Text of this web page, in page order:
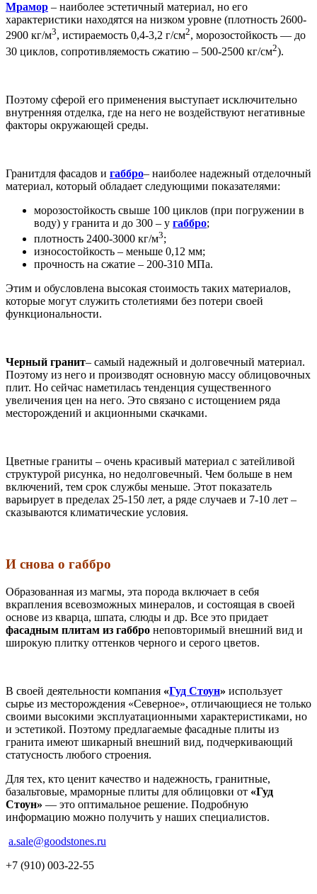
Мрамор – наиболее эстетичный материал, но его
характеристики находятся на низком уровне (плотность 2600-
2900 кг/м3, истираемость 0,4-3,2 г/см2, морозостойкость — до
30 циклов, сопротивляемость сжатию – 500-2500 кг/см2).
Поэтому сферой его применения выступает исключительно
внутренняя отделка, где на него не воздействуют негативные
факторы окружающей среды.
Гранитдля фасадов и габбро– наиболее надежный отделочный
материал, который обладает следующими показателями:
морозостойкость свыше 100 циклов (при погружении в
воду) у гранита и до 300 – у габбро;
плотность 2400-3000 кг/м3;
износостойкость – меньше 0,12 мм;
прочность на сжатие – 200-310 МПа.
Этим и обусловлена высокая стоимость таких материалов,
которые могут служить столетиями без потери своей
функциональности.
Черный гранит– самый надежный и долговечный материал.
Поэтому из него и производят основную массу облицовочных
плит. Но сейчас наметилась тенденция существенного
увеличения цен на него. Это связано с истощением ряда
месторождений и акционными скачками.
Цветные граниты – очень красивый материал с затейливой
структурой рисунка, но недолговечный. Чем больше в нем
включений, тем срок службы меньше. Этот показатель
варьирует в пределах 25-150 лет, а ряде случаев и 7-10 лет –
сказываются климатические условия.
И снова о габбро
Образованная из магмы, эта порода включает в себя
вкрапления всевозможных минералов, и состоящая в своей
основе из кварца, шпата, слюды и др. Все это придает
фасадным плитам из габбро неповторимый внешний вид и
широкую плитку оттенков черного и серого цветов.
В своей деятельности компания «Гуд Стоун» использует
сырье из месторождения «Северное», отличающиеся не только
своими высокими эксплуатационными характеристиками, но
и эстетикой. Поэтому предлагаемые фасадные плиты из
гранита имеют шикарный внешний вид, подчеркивающий
статусность любого строения.
Для тех, кто ценит качество и надежность, гранитные,
базальтовые, мраморные плиты для облицовки от «Гуд
Стоун» — это оптимальное решение. Подробную
информацию можно получить у наших специалистов.
a.sale@goodstones.ru
+7 (910) 003-22-55